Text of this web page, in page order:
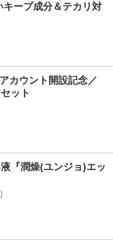
ープ成分＆テカリ対
カウント開設記念／
ット
『潤燥(ユンジョ)エッ